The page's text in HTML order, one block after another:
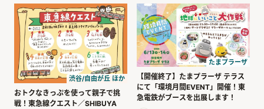
渋谷/自由が丘 ほか
おトクなきっぷを使って親子で挑
戦！東急線クエスト／SHIBUYA
たまプラーザ
【開催終了】たまプラーザ テラス
にて「環境月間EVENT」開催！東
急電鉄がブースを出展します！